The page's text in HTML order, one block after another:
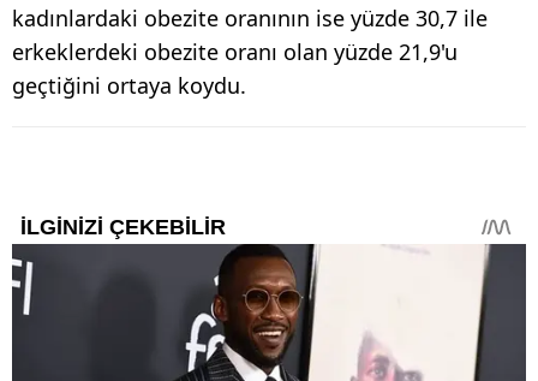
kadınlardaki obezite oranının ise yüzde 30,7 ile
erkeklerdeki obezite oranı olan yüzde 21,9'u
geçtiğini ortaya koydu.